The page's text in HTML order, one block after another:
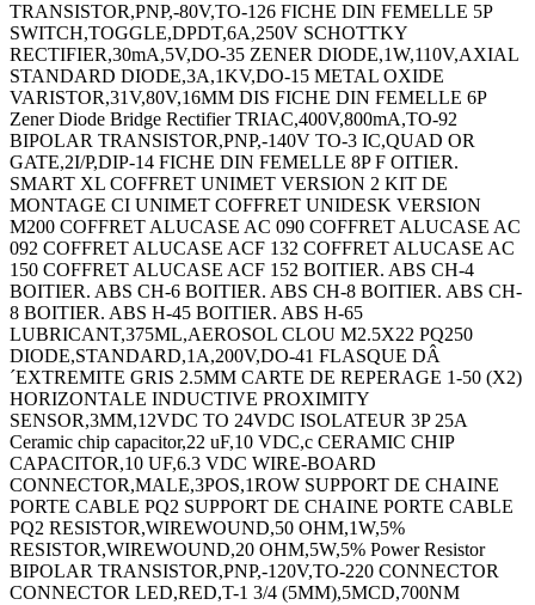
TRANSISTOR,PNP,-80V,TO-126 FICHE DIN FEMELLE 5P
SWITCH,TOGGLE,DPDT,6A,250V SCHOTTKY
RECTIFIER,30mA,5V,DO-35 ZENER DIODE,1W,110V,AXIAL
STANDARD DIODE,3A,1KV,DO-15 METAL OXIDE
VARISTOR,31V,80V,16MM DIS FICHE DIN FEMELLE 6P
Zener Diode Bridge Rectifier TRIAC,400V,800mA,TO-92
BIPOLAR TRANSISTOR,PNP,-140V TO-3 IC,QUAD OR
GATE,2I/P,DIP-14 FICHE DIN FEMELLE 8P F OITIER.
SMART XL COFFRET UNIMET VERSION 2 KIT DE
MONTAGE CI UNIMET COFFRET UNIDESK VERSION
M200 COFFRET ALUCASE AC 090 COFFRET ALUCASE AC
092 COFFRET ALUCASE ACF 132 COFFRET ALUCASE AC
150 COFFRET ALUCASE ACF 152 BOITIER. ABS CH-4
BOITIER. ABS CH-6 BOITIER. ABS CH-8 BOITIER. ABS CH-
8 BOITIER. ABS H-45 BOITIER. ABS H-65
LUBRICANT,375ML,AEROSOL CLOU M2.5X22 PQ250
DIODE,STANDARD,1A,200V,DO-41 FLASQUE DÂ
´EXTREMITE GRIS 2.5MM CARTE DE REPERAGE 1-50 (X2)
HORIZONTALE INDUCTIVE PROXIMITY
SENSOR,3MM,12VDC TO 24VDC ISOLATEUR 3P 25A
Ceramic chip capacitor,22 uF,10 VDC,c CERAMIC CHIP
CAPACITOR,10 UF,6.3 VDC WIRE-BOARD
CONNECTOR,MALE,3POS,1ROW SUPPORT DE CHAINE
PORTE CABLE PQ2 SUPPORT DE CHAINE PORTE CABLE
PQ2 RESISTOR,WIREWOUND,50 OHM,1W,5%
RESISTOR,WIREWOUND,20 OHM,5W,5% Power Resistor
BIPOLAR TRANSISTOR,PNP,-120V,TO-220 CONNECTOR
CONNECTOR LED,RED,T-1 3/4 (5MM),5MCD,700NM CRYSTAL,10MHZ,16PF,SMD FUSE BLOCK,CLASS CC FUSE FUSE BLOCK,CLASS CC FUSE TERMINAL,MALE DISCONNECT,0.187IN,BLUE TERMINAL,RING TONGUE,#8,CRIMP,BLUE RESISTOR,CURRENT SENSE,0.02 OHM,15W,5% QUICK DISCONNECT CABLE,M12 4POS STRAIGHT QUICK DISCONNECT CABLE,M12,4POS,R/A QUICK DISCONNECT CABLE,M12 4POS STRAIGHT SENSOR MOUNTING BRACKET PHOTOELECTRIC SENSOR CIRCUIT PROTECTOR,HYD-MAG,1P,240V,5A CIRCUIT BREAKER,HYD-MAG,1P,250V,1A SCHOTTKY RECTIFIER,3A 20V DO-201AD Connector Dust Cap For Use With:MIL-C-38 Connector Dust Cap RESISTOR,METAL FILM,249 OHM,600mW,1% Tools,Extractors CAPACITOR CERAMIC 100PF 50V,C0G,5%,AXIAL CAPACITOR CERAMIC 1000PF 50V,C0G,5%,AXIAL MICRO SWITCH,PIN PLUNGER,SPDT 15A 250V CAPACITOR POLY FILM FILM 1UF,10%,63V, CAPACITOR TANT,10UF,50V,AXIAL 10% Wirewound Resistor Wirewound Chassis Mount LAMP,STACKABLE,IND,RYG Indicating Light - 3 Lights - D - 24V AC Indicating Light - 3 Lights - D - 24V AC MOUNTING BRACKET MOUNTING BRACKET Ceramic Multilayer Capacitor Capacitance CIRCULAR CONN,RCPT,SIZE 14S,4POS,BOX CIRCUIT BREAKER,THERMAL,1P,125V,15A CIRCUIT BREAKER,THERMAL,1P,250V,10A CIRCUIT BREAKER,THERMAL,1P,250V,25A CIRCUIT BREAKER,THERMAL,1P,250V,10A CIRCUIT BREAKER,THERMAL,1P,250V,20A CIRCULAR CONN,PLUG,SIZE 8,4POS,CABLE PIN HEADER,3POS,5.08MM MICRO SWITCH,BUTTON,SPDT,3A,250V CIRCULAR CONTACT,PIN,24-20AWG,CRIMP TERMINAL,RING TONGUE 3/4IN CRIMP YELLOW END PLATE,WDU/WDK SERIES TERMINAL BLOCK RESISTOR,METAL FILM,332 OHM,400mW,1% SHLD MULTICOND CABLE,7COND,24AWG,500FT,300V LED,RED,T-1 (3MM),12MCD,700NM CIRCUIT BREAKER,THERMAL MAG,1P,20A CIRCUIT BREAKER,THERMAL MAG,2P,15A CIRCUIT BREAKER,THERMAL MAG,2P,40A Thermal Magnetic Circuit Breaker RF/COAXIAL ADAPTER,BNC JACK-BNC JACK BRASS HEX NUT SWITCH ACCESSORY CHIP INDUCTOR,12NH 300MA 5% 2.7GHZ Male #16 Stamped and formed crimp contact 18C2418 Male #16 Stamped and formed crimp contact 18C2421 CAPACITOR ALUM ELEC 2200UF,25V,20%,AXIAL OPTOCOUPLER,PHOTOTRANSISTOR,5300VRMS TERMINAL,RING TONGUE,#10,CRIMP,BLUE ZENER DIODE,500mW,56V,DO-35 LAMP,STACKABLE,IND,RED/GRN/AMB Enclosure Switch Actuator Actuator Length:0.84Â´Â´ CIRCULAR CONNECTOR RCPT SIZE 14S,3POS,CABLE Circular Connector ENCLOSURE,BOX,ALUMINIUM ENCLOSURE,BOX,PLASTIC,BLACK Metal Connector Backshell LAMP,INDICATOR,INCAND,WHT RESISTOR,CURRENT SENSE,1 OHM,1W,1% IC,OP-AMP,9.4MHZ,35V/ us,DIP-8 CIRCULAR CONNECTOR RCPT,SIZE 12,3POS,CABLE BARE PCB NO HOLES - PLANE SINGLE SIDED TERMINAL,RING TONGUE,#8,CRIMP,YELLOW TVS Diode TVS Diode CARD EDGE CONNECTOR,SOCKET,98POS SOFTWARE BIPOLAR TRANSISTOR,PNP,-160V IC,IF SYSTEM,DIP-16 Crimp Connector Housing CIRCUIT BREAKER,THERMAL,2P,250V,10A DIODE,PHOTO,950NM,65Â°,SIDE LOOKING AVALANCHE DIODE,1A,400V,SOD-57 WIRE-BOARD CONNECTOR RECEPTACLE 11POS,2.54MM WIRE-BOARD CONNECTOR RECEPTACLE 15POS,2.54MM TRANSISTOR,PHOTO,NPN,925NM,T-1 LED,YELLOW,T-1 3/4 (5MM),12MCD,594NM AVALANCHE DIODE,3A,200V,SOD-64 PLUG & SOCKET CONN,PLUG,4POS,5.08MM CIRCULAR CONNECTOR RECEPTACLE 3POS CABLE CIRCULAR CONNECTOR RECEPTACLE 7POS CABLE CIRCULAR CONNECTOR,PLUG,7POS,CABLE CIRCULAR CONNECTOR RECEPTACLE 4POS PANEL CIRCULAR CONNECTOR RECEPTACLE 6POS PANEL CIRCULAR CONNECTOR RECEPTACLE 8POS PANEL CONDENSATEUR 25V 5600UF CAPACITOR POLY FILM FILM 0.1UF 5%,630V CIRCULAR CONNECTOR RCPT,SIZE 10SL,2POS,BOX CIRCULAR CONNECTOR RCPT,SIZE 10SL,3POS,BOX CIRCULAR CONN,RCPT,SIZE 14S,5POS,BOX CIRCULAR CONN,PLUG,SIZE 14,12POS,BOX CIRCULAR CONN,PLUG,SIZE 14,18POS,BOX CIRCULAR CONN,RECEPTACLE,SIZE 8,2POS,CABLE CIRCULAR CONN,RCPT,SIZE 14,18POS,BOX CIRCULAR CONNECTOR PLUG,SIZE 14,5POS,CABLE CIRCULAR CONNECTOR PLUG SIZE 24,61POS,CABLE CIRCULAR CONN,PLUG,SIZE 16,26POS,BOX CIRCULAR CONNECTOR PLUG SIZE 14,12POS,CABLE CIRCULAR CONNECTOR PLUG,SIZE 14,12POS,CABLE TERMINAL,RING,#10 STUD,CRIMP,22-16AWG PROXIMITY SENSOR WIRE-BOARD CONN RECEPTACLE,5POS,2.54MM WIRE-BOARD CONNECTOR,HEADER 3POS,1ROW,3.96MM Pushbutton Switch ZENER DIODE,350mW,3.6V,SOT-23 LED,5MM,RED / GREEN,RADIAL PLUG & SOCKET HOUSING,RECEPTACLE,NYLON Multipole Connector CONNECTOR HOUSING,RECEPTACLE 10POS,2.54MM PLUG & SOCKET CONN,HEADER,16POS,4.2MM MICRO SWITCH,PIN PLUNGER,SPDT 11A 250V LED,WHITE,T-1 (3MM),2.25CD,550NM LED,BLUE,T-1 (3MM),250MCD,466NM ROUND KNOB,6.35MM CAPACITOR CERAMIC 12PF 50V,C0G,5%,080 STRAIN RELIEF COVER KIT,POLYPHENYLENE CAPACITOR CERAMIC 0.022UF 100V,X7R,10% CAPACITOR CERAMIC,0.1UF,50V,X7R,10%,1210 CAPACITOR TANT,220UF,10V,0.065 OHM,0.1,SMD ENCLOSURE,WALL MOUNT,ALUMINIUM ENCLOSURE,WALL MOUNT,ALUMINIUM STATIC PROTECTION PLUG & SOCKET CONN,HEADER,6POS,4.2MM FEMALE SCREW LOCK KIT,#4-40 POWER RELAY,DPDT,115VAC,3A,PLUG IN TERMINAL,RING TONGUE,#6,CRIMP,RED TERMINAL,RING TONGUE,#6,CRIMP,RED TERMINAL,RING TONGUE,#4,CRIMP LAMP,FLUORESCENT,BI-PIN,34W GROUNDING CORD GROUNDING CORD BOARD-BOARD CONN,HEADER,36WAY,1ROW HALL EFFECT MAGNETIC SENSOR CIRCULAR CONN,RCPT,SIZE 14,12POS,BOX Terminal TERMINAL,RING TONGUE,#8,CRIMP,RED TERMINAL,RING TONGUE,#10,CRIMP YELLOW CONTACT,SOCKET,SOLDER TERMINAL,MALE DISCONNECT,0.25IN,BLUE TERMINAL,FEMALE DISCONNECT,0.187IN RED TERMINAL,FEMALE DISCONNECT,0.11IN,RED TERMINAL,FEMALE DISCONNECT,0.187IN RED TERMINAL,RING TONGUE,5/16IN,CRIMP CAPACITOR CERAMIC 0.033UF 100V,X7R,10%,RAD CAPACITOR CERAMIC 220PF,1000V,X5F,10%,RAD TERMINAL,RING TONGUE,#4,CRIMP,RED TERMINAL,RING TONGUE,#8,CRIMP,RED TERMINAL,RING TONGUE,#10,CRIMP YELLOW TERMINAL,SPADE/FORK,#8,CRIMP,BLUE TERMINAL,CLOSED END SPLICE,RED TERMINAL,RING TONGUE,#6,CRIMP,BLUE TERMINAL,RING TONGUE,#10,CRIMP YELLOW TERMINAL,RING TONGUE,#6,CRIMP,RED TERMINAL,RING TONGUE 1/4IN CRIMP YELLOW TERMINAL,RING TONGUE,#2,CRIMP TERMINAL,SPADE/FORK,#4,CRIMP TERMINAL,RING TONGUE,#6,CRIMP,BLUE TERMINAL,RING TONGUE,#6,CRIMP,RED SWITCH,ROCKER,DPST,10A,250V,ORANGE CONTACT,SOCKET,30-26AWG,CRIMP CIRCULAR CONNECTOR,PLUG,7POS,CABLE RESISTOR,METAL FILM,3.32KOHM,600mW,1% RESISTOR,METAL FILM,51.1 OHM,600mW,1% RESISTOR,METAL FILM,75KOHM,600mW,1% RESISTOR,METAL FILM,7.5KOHM,600mW,1% Analog/Digital Converter IC Number of Bi IC,OP-AMP,2MHZ,15V/Âµs,SOIC-8 IC,AUDIO PWR AMP,CLASS AB 700mW MSOP-8 ENCLOSURE,WALL MOUNT POLYCARBONATE GRAY N CHANNEL MOSFET,400V,3A TO-205AF ENCLOSURES,ACCESSORIES TERMINAL,FEMALE DISCONNECT,0.187IN BLUE TACHOMETER CIRCULAR CONNECTOR PLUG SIZE 11,13POS,CABLE SWITCH,ROCKER,DPST,10A,250V,BLACK IR EMITTER,940NM,T-1 3/4,THROUGH HOLE TERMINAL BLOCK JUMPER,10WAY RESISTOR,METAL FILM,9.09KOHM,250mW,1% STRAIGHT KEY POWER RELAY,4PDT,24VDC,6A,PLUG IN KEYCAP ENCLOSURE MULTIPURPOSE POLYCARBONATE RED MICRO SW,SPRING PLUNGER,SPDT,25A 250V WIRE-BOARD CONNECTOR RECEPTACLE,7POS,2.54MM CONTACT,PIN,30-26AWG,CRIMP CIRCULAR CONTACT,PIN,18-14AWG,CRIMP CIRCULAR CONN,RCPT,SIZE 20,17POS,BOX CIRCULAR CONNECTOR PLUG SIZE 14S,5POS,CABLE CIRCULAR CONNECTOR PLUG SIZE 14S,3POS,CABLE CIRCULAR CONNECTOR PLUG,SIZE 16,3POS,CABLE CIRCULAR CONN,RCPT,SIZE 12,10POS,BOX CIRCULAR CONN,RCPT,SIZE 12,3POS,BOX CIRCULAR CONN,PLUG,SIZE 16,8POS,BOX CIRCULAR CONN,RCPT,SIZE 16,8POS,BOX CIRCULAR CONN,RCPT,SIZE 18,32POS,BOX CIRCULAR CONNECTOR PLUG,SIZE 12,3POS,CABLE CIRCULAR CONNECTOR PLUG,SIZE 16,8POS,CABLE CIRCULAR CONNECTOR PLUG,SIZE 16,8POS,CABLE CIRCULAR CONN,RCPT,SIZE 10,6POS,BOX CIRCULAR CONN,RCPT,SIZE 16,26POS,BOX CIRCULAR CONN,RCPT,SIZE 16,26POS,BOX CIRCULAR CONN,RCPT,SIZE 18,32POS,BOX CIRCULAR CONN,RCPT,SIZE 20,41POS,BOX CIRCULAR CONNECTOR,PLUG,12-10P,CABLE CIRCULAR CONNECTOR PLUG,SIZE 12,3POS,CABLE CIRCULAR CONNECTOR PLUG SIZE 16,26POS,CABLE CIRC stor STRAIN RELIEF,14WAY CIRCUIT BREAKER,THERMAL,1P,250V,5A SPXO,10MHZ,SMD CRYSTAL,18.432MHZ,20PF,SMD CRYSTAL,12MHZ,16PF,SMD RF/COAXIAL ADAPTER,N JACK-7/16 DIN PLUG FUSE BLOCK,CLASS CC FUSE FUSE HOLDER Switch Knob Alphanumeric LED Display Panel FERRITE BEAD,0.2OHM,300mA,0805 FERRITE CORE,CYLINDRICAL Thick Film Resistor Series:MP900 RESISTOR,CURRENT SENSE,5KOHM,25W,1% LOOP POWERED METER SAFETY RELAY,2NO,24VDC,6A QUICK DISCONNECT CABLE,M12,4POS,R/A PHOTOELECTRIC SENSOR PHOTOELECTRIC SENSOR SCREENCLENS Photoelectric Sensor KIT DE NETTOYAGE PHOTOELECTRIC SENSOR POWER RELAY,SPDT,12VDC,10A,PC BOARD CHIFFONS DE NETTOYAGE SWITCH,SAFETY INTERLOCK,2NC/1NO,10A SENSOR MOUNTING BRACKET PHOTOELECTRIC SENSOR PHOTOELECTRIC SENSOR PHOTOELECTRIC SENSOR PHOTOELECTRIC SENSOR PHOTOELECTRIC SENSOR PHOTOELECTRIC SENSOR PHOTOELECTRIC SENSOR PHOTOELECTRIC SENSOR PHOTOELECTRIC SENSOR PHOTOELECTRIC SENSOR PHOTOELECTRIC SENSOR PHOTOELECTRIC SENSOR PHOTOELECTRIC SENSOR PHOTOELECTRIC SENSOR PHOTOELECTRIC SENSOR PHOTOELECTRIC SENSOR PHOTOELECTRIC SENSOR PHOTOELECTRIC SENSOR CAPACITANCE:18000PF CAPACITOR PP FILM 0.047UF,400V,5%,RADIAL CAPACITOR CERAMIC 1500PF,50V,X7R,10%,0402 CAPACITOR CERAMIC 47PF 50V,C0G,5%,0402 CAPACITOR CERAMIC,680PF,50V,X7R,10%,0402 CIRCUIT BREAKER,HYD-MAG,1P,125V,10A CIRCUIT BREAKER,HYD-MAG,1P,250V,2A CIRCUIT BREAKER,HYD-MAG,1P,250V,10A SHLD MULTIPR CABLE 10PR 100FT 300V CHR TRIMMER,POTENTIOMETER,5KOHM 12TURN THRU HOLE TRIMMER,POT 10KOHM 22TURN Panel Cermet Potentiometer Resistance Toleranc CIRCUIT BREAKER,HYD-MAG,1P,240V,20A CIRCUIT BREAKER,HYD-MAG,1P,240V,5A UNSHLD SOOW CORD 2COND 12AWG 250FT 600V TRIMMER,POTENTIOMETER,5KOHM 25TURN THRU HOLE TRIMMER,POTENTIOMETER,100KOHM 12TURN THRU HOLE TRIMMER,POTENTIOMETER,100 OHM 12TURN THRU HOLE TRIMMER,POTENTIOMETER,500 OHM 12TURN THRU HOLE POT,COND PLASTIC,5MOHM,20%,2W PLUG DUST CAP Proximity Sensor Proximity Sensor Input LIMIT SWITCH CONNECTEUR BORD DE CARTE 20 VOIES CONNECTEUR DIP 20V CONNECTEUR DIP 34V CONNECTEUR DIP 64V HE10 FEMELLE 14V ST FIBER OPTIC CONNECTOR 62.5/125?M MULTIMODE MODULAR BATTERY CONTACT,2 WAY,3A Lamps,Indicator Leaded Process Compatib TERMINAL,RING TONGUE,1/2IN,CRIMP TERMINAL,RING TONGUE,#10,CRIMP FERRITE CORE,CYLINDRICAL,220 OHM/100MHZ,300MHZ CONDENSATEUR SERIES:101 Hook-Up Wire Number of Conductors:1 ENCLOSURES,ACCESSORIES ENCLOSURE,JUNCTION BOX,STEEL,GRAY HOLE SEAL,STEEL,22MM HOLE SEAL,STAINLESS STEEL,27MM ENCLOSURE,WALL MOUNT,STEEL,GRAY EMBASE SIL 18V STAINLESS STEEL MOUNTING BRACKET KIT EMBASE SIL 8V EMBASE SIL 14V Wirewound Resistor Thick Film Resistor Series:HD Thick Film Resistor Series:HD Wirewound